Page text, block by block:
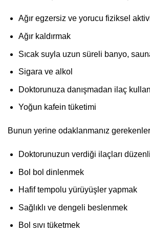
Ağır egzersiz ve yorucu fiziksel
Ağır kaldırmak
Sıcak suyla uzun süreli banyo,
Sigara ve alkol
Doktorunuza danışmadan ilaç
Yoğun kafein tüketimi
Bunun yerine odaklanmanız
Doktorunuzun verdiği ilaçları
Bol bol dinlenmek
Hafif tempolu yürüyüşler yapmak
Sağlıklı ve dengeli beslenmek
Bol sıvı tüketmek